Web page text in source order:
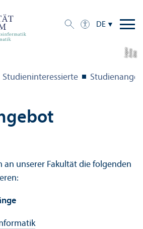
DE
Bil
d:
A
n
n
aL
o
g
u
e
Studien­interessierte
an unserer Fakultät die folgenden